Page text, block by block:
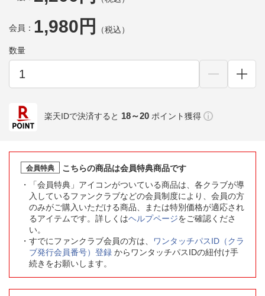
会員： 1,980円 （税込）
数量
楽天IDで決済すると 18～20 ポイント獲得
会員特典
こちらの商品は会員特典商品です
「会員特典」アイコンがついている商品は、各クラブが導
入しているファンクラブなどの会員制度により、会員の方
のみがご購入いただける商品、または特別価格が適応され
るアイテムです。詳しくはヘルプページをご確認くださ
い。
すでにファンクラブ会員の方は、
ワンタッチパスID（クラ
ブ発行会員番号）登録 からワンタッチパスIDの紐付け手
続きをお願いします。